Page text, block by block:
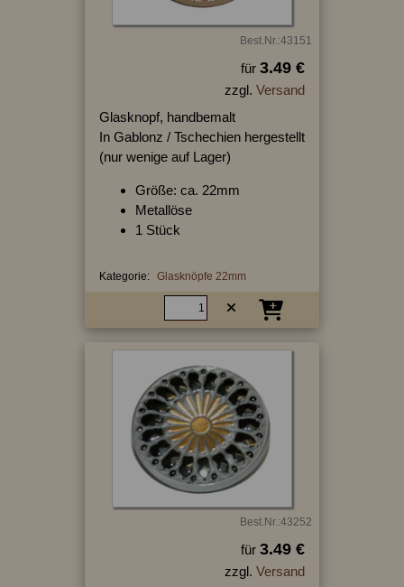
Best.Nr.:43151
für 3.49 €
zzgl. Versand
Glasknopf, handbemalt
In Gablonz / Tschechien hergestellt
(nur wenige auf Lager)
Größe: ca. 22mm
Metallöse
1 Stück
Kategorie: Glasknöpfe 22mm
Best.Nr.:43252
für 3.49 €
zzgl. Versand